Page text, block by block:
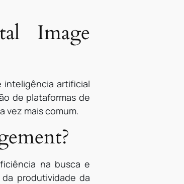
Image
inteligência artificial
de plataformas de
vez mais comum.
na busca e
produtividade da